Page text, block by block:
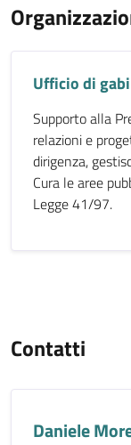
Ufficio di
Supporto alla
relazioni e
dirigenza,
Cura le aree
Legge 41/97.
Contatti
Daniele